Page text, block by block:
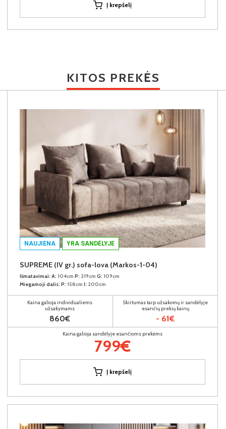
Į krepšelį
KITOS PREKĖS
NAUJIENA YRA SANDĖLYJE
SUPREME (IV gr.) sofa-lova (Markos-1-04)
Išmatavimai: A: 104cm P: 219cm G: 109cm
Miegamoji dalis: P: 158cm I: 200cm
Kaina galioja individualiems
užsakymams
860€
Skirtumas tarp užsakomų ir sandėlyje
esančių prekių kainų
- 61€
Kaina galioja sandėlyje esančioms prekėms
799€
Į krepšelį